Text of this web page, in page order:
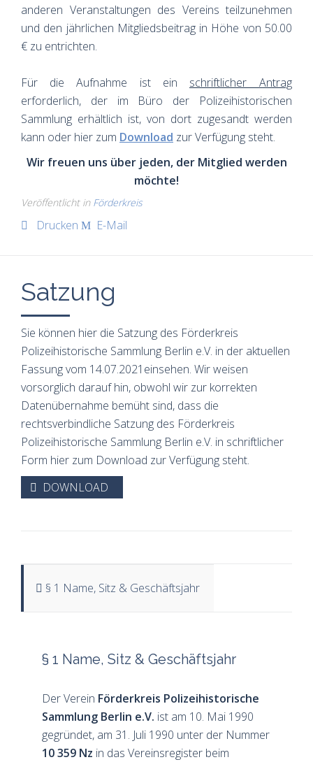
anderen Veranstaltungen des Vereins teilzunehmen
und den jährlichen Mitgliedsbeitrag in Höhe von 50.00
€ zu entrichten.
Für die Aufnahme ist ein schriftlicher Antrag
erforderlich, der im Büro der Polizeihistorischen
Sammlung erhältlich ist, von dort zugesandt werden
kann oder hier zum Download zur Verfügung steht.
Wir freuen uns über jeden, der Mitglied werden
möchte!
Veröffentlicht in Förderkreis
Drucken E-Mail
Satzung
Sie können hier die Satzung des Förderkreis
Polizeihistorische Sammlung Berlin e.V. in der aktuellen
Fassung vom 14.07.2021einsehen. Wir weisen
vorsorglich darauf hin, obwohl wir zur korrekten
Datenübernahme bemüht sind, dass die
rechtsverbindliche Satzung des Förderkreis
Polizeihistorische Sammlung Berlin e.V. in schriftlicher
Form hier zum Download zur Verfügung steht.
DOWNLOAD
§ 1 Name, Sitz & Geschäftsjahr
§ 1 Name, Sitz & Geschäftsjahr
Der Verein Förderkreis Polizeihistorische
Sammlung Berlin e.V. ist am 10. Mai 1990
gegründet, am 31. Juli 1990 unter der Nummer
10 359 Nz in das Vereinsregister beim